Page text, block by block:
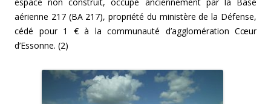
aérienne 217 (BA 217), propriété du ministère de la Défense,
cédé pour 1 € à la communauté d’agglomération Cœur
d’Essonne. (2)